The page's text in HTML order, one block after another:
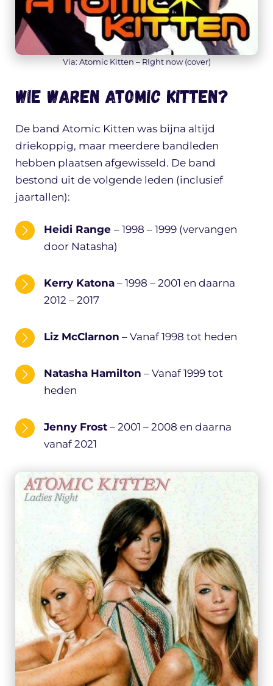
Via: Atomic Kitten – RIght now (cover)
Wie waren Atomic Kitten?
De band Atomic Kitten was bijna altijd
driekoppig, maar meerdere bandleden
hebben plaatsen afgewisseld. De band
bestond uit de volgende leden (inclusief
jaartallen):
Heidi Range – 1998 – 1999 (vervangen
door Natasha)
Kerry Katona – 1998 – 2001 en daarna
2012 – 2017
Liz McClarnon – Vanaf 1998 tot heden
Natasha Hamilton – Vanaf 1999 tot
heden
Jenny Frost – 2001 – 2008 en daarna
vanaf 2021